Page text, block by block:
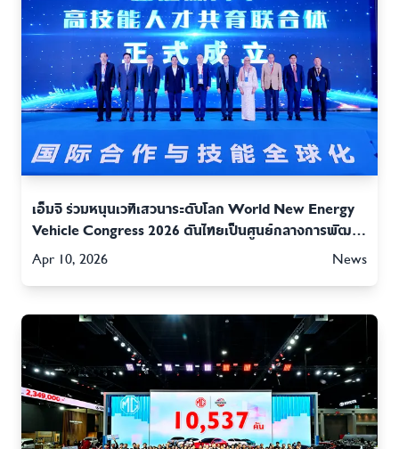
เอ็มจี ร่วมหนุนเวทีเสวนาระดับโลก World New Energy
Vehicle Congress 2026 ดันไทยเป็นศูนย์กลางการพัฒนา
บุคลากรทักษะสูงในอุตสาหกรรมยานยนต์พลังงานใหม่
Apr 10, 2026 News